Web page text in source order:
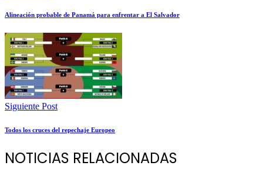
Alineación probable de Panamá para enfrentar a El Salvador
Siguiente Post
Todos los cruces del repechaje Europeo
NOTICIAS RELACIONADAS